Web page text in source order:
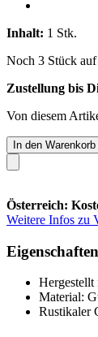
Inhalt: 1 Stk.
Noch 3 Stück
Zustellung bis
Von diesem
In den Warenkorb
Österreich:
Weitere Infos zu
Hergestellt
Material:
Rustikaler